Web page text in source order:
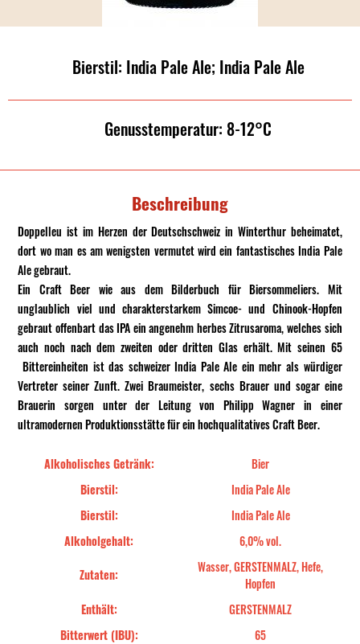
Bierstil: India Pale Ale; India Pale Ale
Genusstemperatur: 8-12°C
Beschreibung
Doppelleu ist im Herzen der Deutschschweiz in Winterthur beheimatet,
dort wo man es am wenigsten vermutet wird ein fantastisches India Pale
Ale gebraut.
Ein Craft Beer wie aus dem Bilderbuch für Biersommeliers. Mit
unglaublich viel und charakterstarkem Simcoe- und Chinook-Hopfen
gebraut offenbart das IPA ein angenehm herbes Zitrusaroma, welches sich
auch noch nach dem zweiten oder dritten Glas erhält. Mit seinen 65
Bittereinheiten ist das schweizer India Pale Ale ein mehr als würdiger
Vertreter seiner Zunft. Zwei Braumeister, sechs Brauer und sogar eine
Brauerin sorgen unter der Leitung von Philipp Wagner in einer
ultramodernen Produktionsstätte für ein hochqualitatives Craft Beer.
Alkoholisches Getränk:
Bier
Bierstil:
India Pale Ale
Bierstil:
India Pale Ale
Alkoholgehalt:
6,0% vol.
Zutaten:
Wasser, GERSTENMALZ, Hefe,
Hopfen
Enthält:
GERSTENMALZ
Bitterwert (IBU):
65